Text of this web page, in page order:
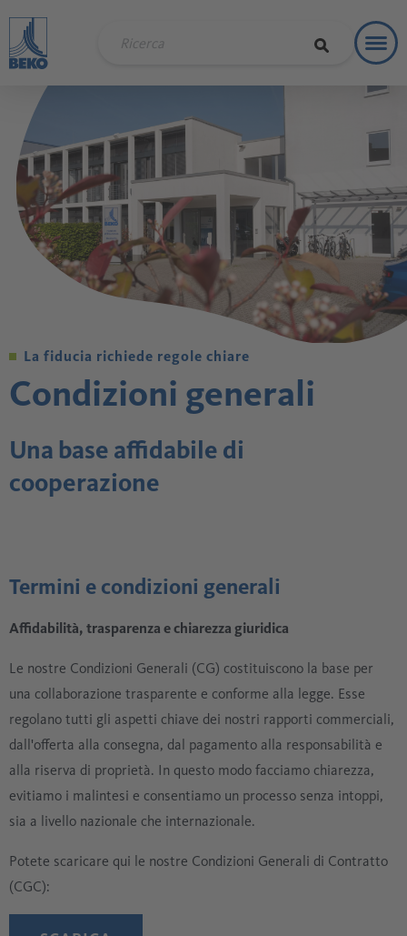
La fiducia richiede regole chiare
Condizioni generali
Una base affidabile di
cooperazione
Termini e condizioni generali
Affidabilità, trasparenza e chiarezza giuridica
Le nostre Condizioni Generali (CG) costituiscono la base per
una collaborazione trasparente e conforme alla legge. Esse
regolano tutti gli aspetti chiave dei nostri rapporti commerciali,
dall'offerta alla consegna, dal pagamento alla responsabilità e
alla riserva di proprietà. In questo modo facciamo chiarezza,
evitiamo i malintesi e consentiamo un processo senza intoppi,
sia a livello nazionale che internazionale.
Potete scaricare qui le nostre Condizioni Generali di Contratto
(CGC):